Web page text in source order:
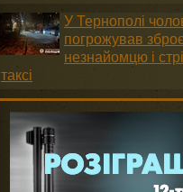
У Тернополі
погрожував
незнайомцю і
таксі